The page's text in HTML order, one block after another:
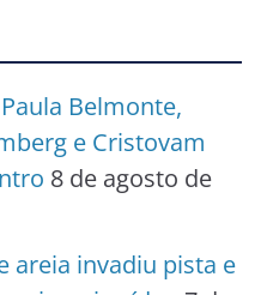
Belmonte,
e Cristovam
8 de agosto de
areia invadiu pista e